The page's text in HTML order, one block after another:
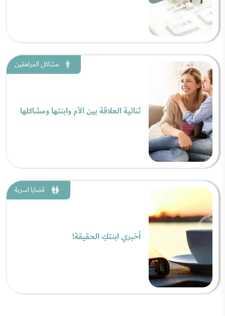
مشاكل المراهقين
ثنائية العلاقة بين الأم وابنتها ومشاكلها
قضايا اسرية
أخبري ابنتكِ الحقيقة!